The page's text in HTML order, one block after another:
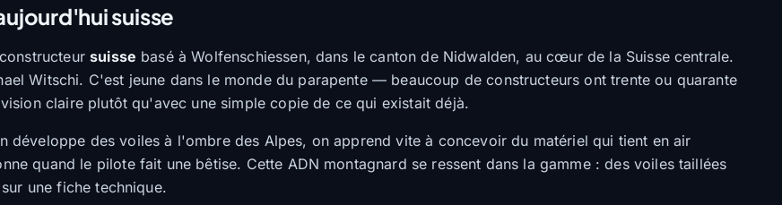
suisse
suisse basé à Wolfenschiessen, dans le canton de Nidwalden, au cœur de la Suisse centrale.
Witschi. C'est jeune dans le monde du parapente — beaucoup de constructeurs ont trente ou quarante
claire plutôt qu'avec une simple copie de ce qui existait déjà.
développe des voiles à l'ombre des Alpes, on apprend vite à concevoir du matériel qui tient en air
quand le pilote fait une bêtise. Cette ADN montagnard se ressent dans la gamme : des voiles taillées
une fiche technique.